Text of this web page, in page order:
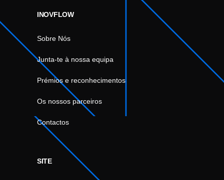
INOVFLOW
Sobre Nós
Junta-te à nossa equipa
Prémios e reconhecimentos
Os nossos parceiros
Contactos
SITE